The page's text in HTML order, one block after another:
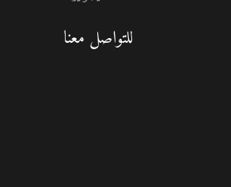
للتواصل معنا